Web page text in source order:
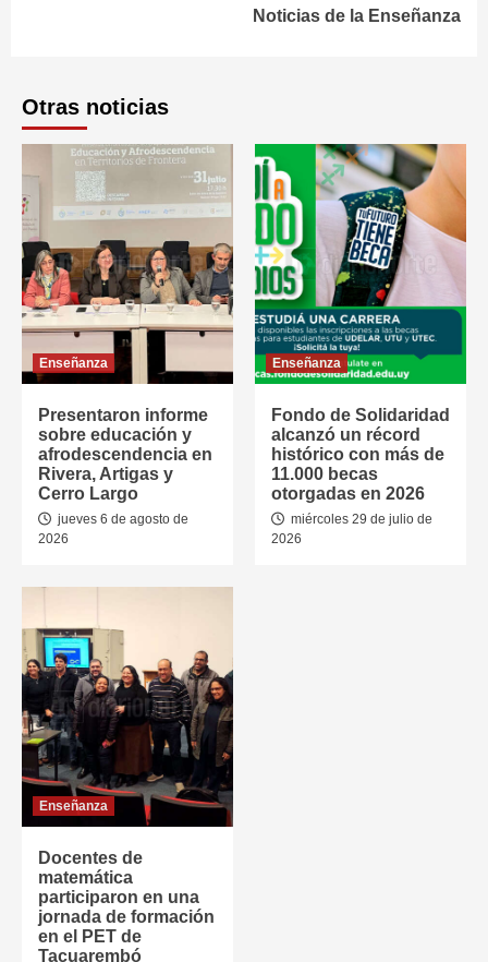
Noticias de la Enseñanza
Otras noticias
Enseñanza
Presentaron informe
sobre educación y
afrodescendencia en
Rivera, Artigas y
Cerro Largo
jueves 6 de agosto de
2026
Enseñanza
Fondo de Solidaridad
alcanzó un récord
histórico con más de
11.000 becas
otorgadas en 2026
miércoles 29 de julio de
2026
Enseñanza
Docentes de
matemática
participaron en una
jornada de formación
en el PET de
Tacuarembó